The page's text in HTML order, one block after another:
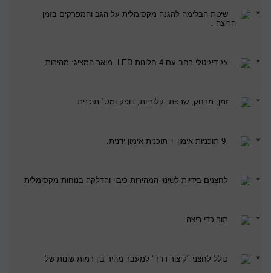
שיטת הבלימה להגנה מקסימלית על הגב והמפרקים בזמן
הריצה .
צג דיגיטלי רחב עם 4 חלונות LED מואר המציג: מהירות,
זמן, מרחק, שרפת קלוריות, דופק ומס` תוכנית.
9 תוכניות אימון + תוכנית אימון ידנית .
לחצנים בידיות לשינוי המהירות כיבוי והדלקה בנוחות מקסימלית
תוך כדי ריצה.
כולל לחצני "קיצור דרך" למעבר מהיר בין רמות שונות של